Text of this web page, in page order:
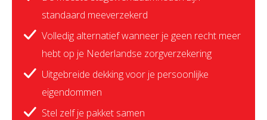
standaard meeverzekerd
Volledig alternatief wanneer je geen recht meer
hebt op je Nederlandse zorgverzekering
Uitgebreide dekking voor je persoonlijke
eigendommen
Stel zelf je pakket samen